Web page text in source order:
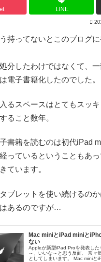
LINE
持ってないとこのブログ
分したわけではなくて、
電子書籍化したのでした。
るスペースはとてもスッ
ること数年。
書籍を読むのは初代iPad
っているということもあ
ています。
ブレットを使い続けるの
あるのですが…
Mac miniとiPad miniと
ない
Appleが新型iPad Proを発表した
～、いいな～と思う反面、 常々
としてしまいます。 Mac miniと